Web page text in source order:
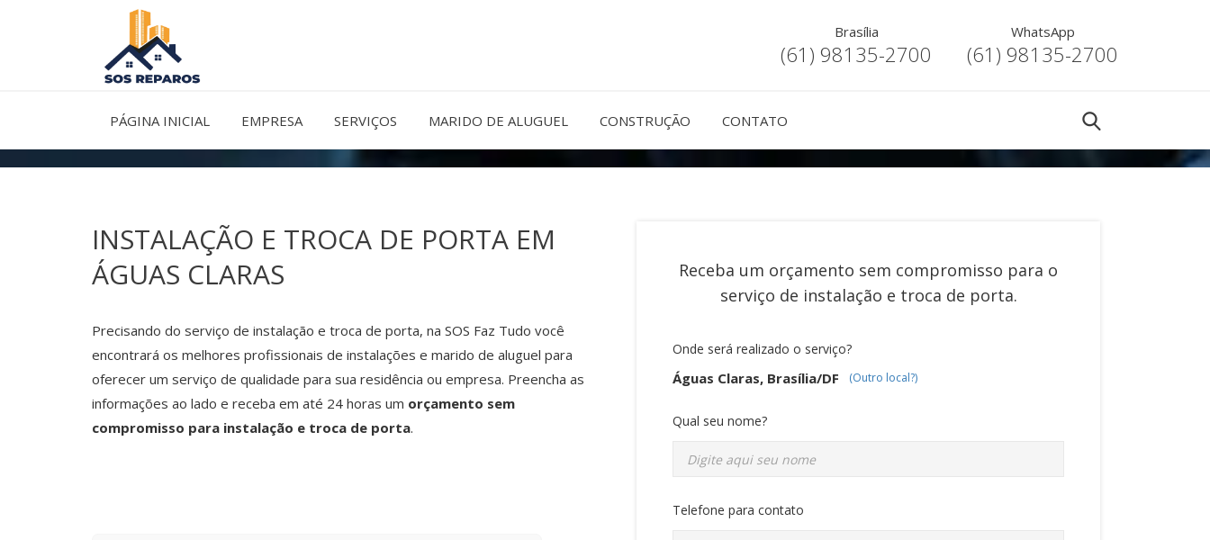
Brasília
(61) 98135-2700
WhatsApp
(61) 98135-2700
PÁGINA INICIAL EMPRESA SERVIÇOS MARIDO DE ALUGUEL CONSTRUÇÃO CONTATO
INSTALAÇÃO E TROCA DE PORTA EM
ÁGUAS CLARAS
Precisando do serviço de instalação e troca de porta, na SOS Faz Tudo você
encontrará os melhores profissionais de instalações e marido de aluguel para
oferecer um serviço de qualidade para sua residência ou empresa. Preencha as
informações ao lado e receba em até 24 horas um orçamento sem
compromisso para instalação e troca de porta.
Receba um orçamento sem compromisso para o
serviço de instalação e troca de porta.
Onde será realizado o serviço?
Águas Claras, Brasília/DF (Outro local?)
Qual seu nome?
Telefone para contato